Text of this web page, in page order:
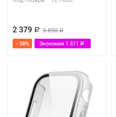
2 379 Р 3 890Р
- 38% Экономия 1 511 Р